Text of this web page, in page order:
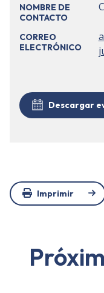
NOMBRE DE
CONTACTO
CORREO
ELECTRÓNICO
Descargar
Imprimir